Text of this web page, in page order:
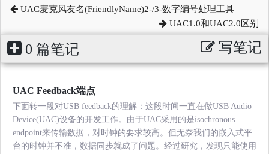
UAC麦克风友名(FriendlyName)2-/3-数字编号处理工具
UAC1.0和UAC2.0区别
0 篇笔记 写笔记
UAC Feedback端点
下面转一段对USB feedback的理解：这段时间一直在做USB Audio
Device(UAC)设备的开发工作。由于UAC采用的是isochronous
endpoint来传输数据，对时钟的要求较高。但无奈我们的嵌入式平
台的时钟并不准，数据同步就成了问题。经过研究，发现只能使用